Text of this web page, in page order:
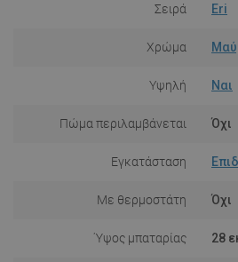
Σειρά Eri
Χρώμα
Υψηλή Ναι
Πώμα περιλαμβάνεται Όχι
Εγκατάσταση
Με θερμοστάτη Όχι
Ύψος μπαταρίας 28